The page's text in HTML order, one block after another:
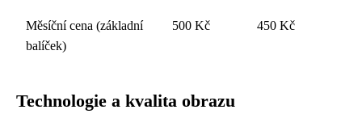
Měsíční cena (základní
balíček)
500 Kč 450 Kč
Technologie a kvalita obrazu